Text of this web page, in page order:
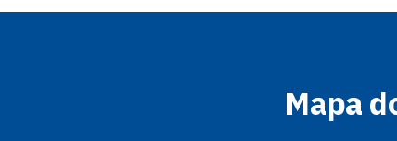
Mapa